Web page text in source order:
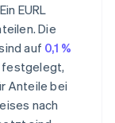
EURL
Die
auf 0,1 %
festgelegt,
Anteile bei
nach